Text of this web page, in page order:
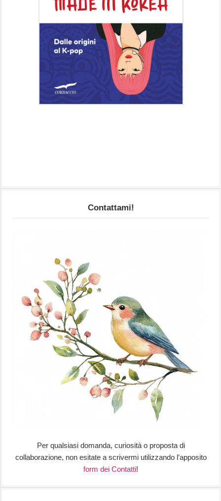
Contattami!
Per qualsiasi domanda, curiosità o proposta di
collaborazione, non esitate a scrivermi utilizzando l’apposito
form dei Contatti!